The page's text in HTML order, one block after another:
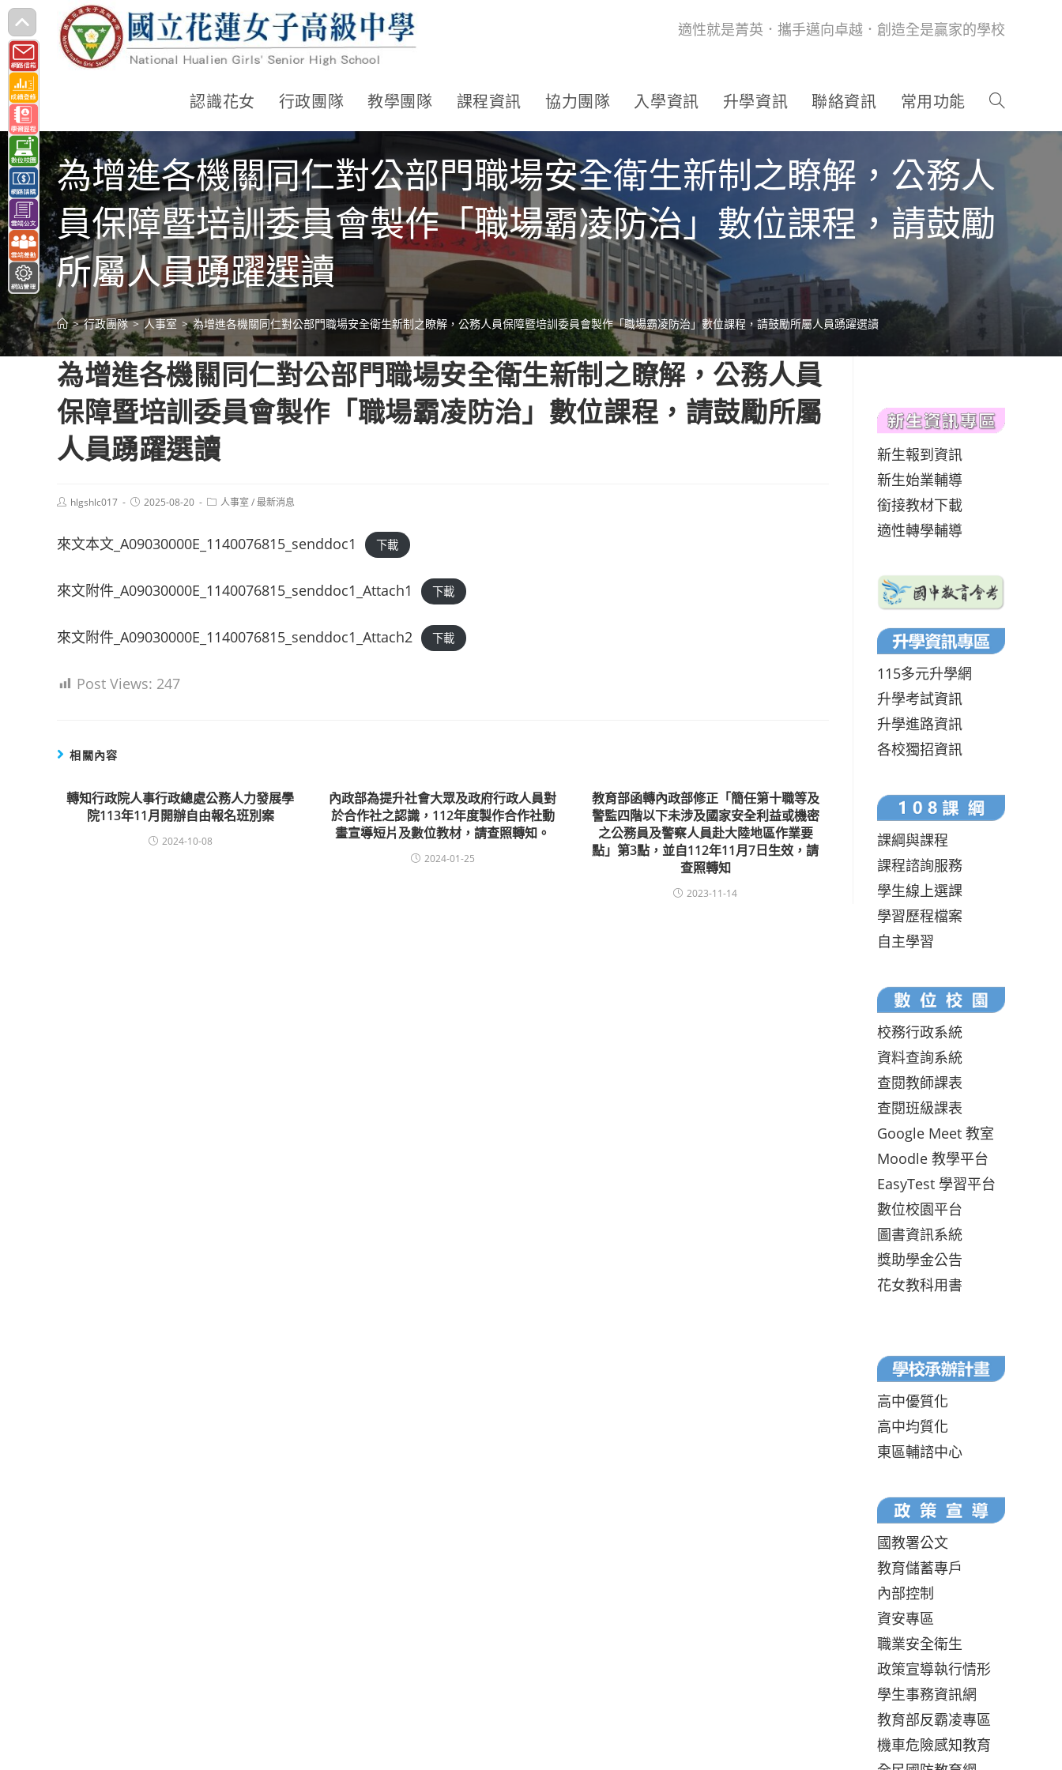
跳
轉
至
主
要
內
容
適性就是菁英．攜手邁向卓越．創造全是贏家的學校
認識花女 行政團隊 教學團隊 課程資訊 協力團隊 入學資訊 升學資訊 聯絡資訊 常用功能
為增進各機關同仁對公部門職場安全衛生新制之瞭解，公務人
員保障暨培訓委員會製作「職場霸凌防治」數位課程，請鼓勵
所屬人員踴躍選讀
> 行政團隊 > 人事室 > 為增進各機關同仁對公部門職場安全衛生新制之瞭解，公務人員保障暨培訓委員會製作「職場霸凌防治」數位課程，請鼓勵所屬人員踴躍選讀
為增進各機關同仁對公部門職場安全衛生新制之瞭解，公務人員
保障暨培訓委員會製作「職場霸凌防治」數位課程，請鼓勵所屬
人員踴躍選讀
Posthlgshlc017
Post2025-08-20
Post人事室 /最新消息
來文本文_A09030000E_1140076815_senddoc1 下載
來文附件_A09030000E_1140076815_senddoc1_Attach1 下載
來文附件_A09030000E_1140076815_senddoc1_Attach2 下載
Post Views: 247
相關內容
轉知行政院人事行政總處公務人力發展學
院113年11月開辦自由報名班別案
2024-10-08
內政部為提升社會大眾及政府行政人員對
於合作社之認識，112年度製作合作社動
畫宣導短片及數位教材，請查照轉知。
2024-01-25
教育部函轉內政部修正「簡任第十職等及
警監四階以下未涉及國家安全利益或機密
之公務員及警察人員赴大陸地區作業要
點」第3點，並自112年11月7日生效，請
查照轉知
2023-11-14
新生報到資訊
新生始業輔導
銜接教材下載
適性轉學輔導
115多元升學網
升學考試資訊
升學進路資訊
各校獨招資訊
課綱與課程
課程諮詢服務
學生線上選課
學習歷程檔案
自主學習
校務行政系統
資料查詢系統
查閱教師課表
查閱班級課表
Google Meet 教室
Moodle 教學平台
EasyTest 學習平台
數位校園平台
圖書資訊系統
獎助學金公告
花女教科用書
高中優質化
高中均質化
東區輔諮中心
國教署公文
教育儲蓄專戶
內部控制
資安專區
職業安全衛生
政策宣導執行情形
學生事務資訊網
教育部反霸凌專區
機車危險感知教育